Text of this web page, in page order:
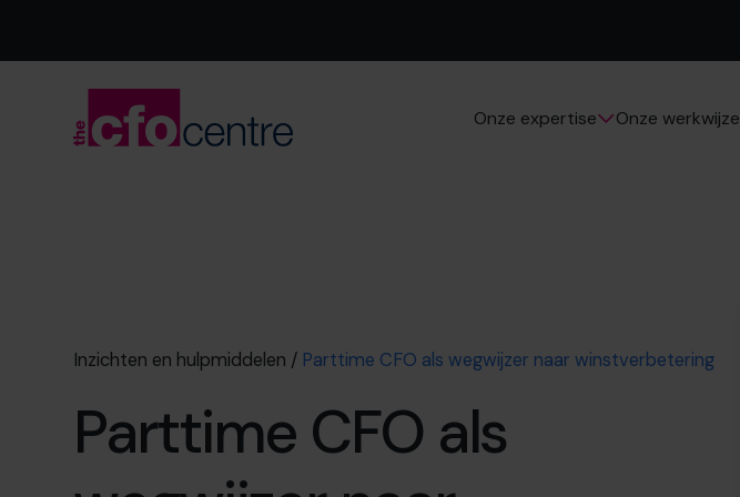
Onze expertise Onze werkwijze
Inzichten en hulpmiddelen / Parttime CFO als wegwijzer naar winstverbetering
Parttime CFO als